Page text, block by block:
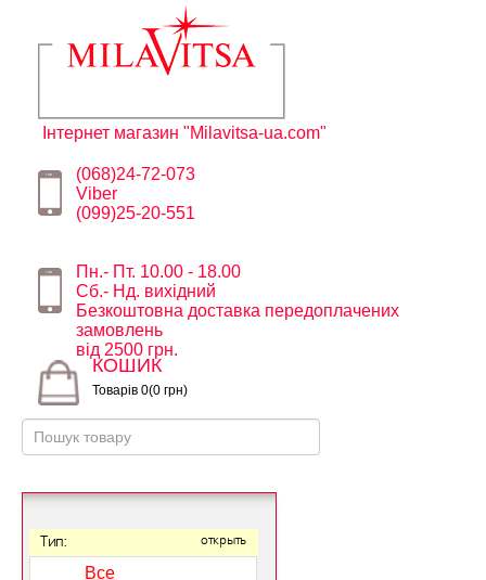
Інтернет магазин "Milavitsa-ua.com"
(068)24-72-073
Viber
(099)25-20-551
Пн.- Пт. 10.00 - 18.00
Сб.- Нд. вихідний
Безкоштовна доставка передоплачених
замовлень
від 2500 грн.
КОШИК
Товарів 0(0 грн)
Тип: открыть
Все